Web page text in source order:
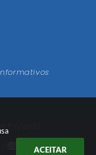
ACEITAR
06/2026
Dados Abertos